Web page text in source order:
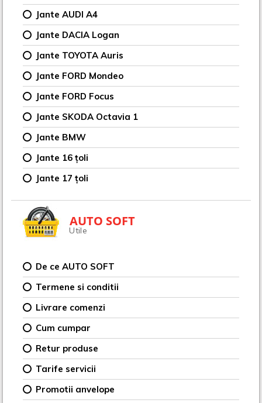
Jante AUDI A4
Jante DACIA Logan
Jante TOYOTA Auris
Jante FORD Mondeo
Jante FORD Focus
Jante SKODA Octavia 1
Jante BMW
Jante 16 țoli
Jante 17 țoli
AUTO SOFT
Utile
De ce AUTO SOFT
Termene si conditii
Livrare comenzi
Cum cumpar
Retur produse
Tarife servicii
Promotii anvelope